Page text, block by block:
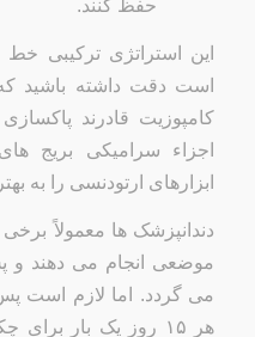
حفظ کنند.
این استراتژی ترکیبی
است دقت داشته باشید که
کامپوزیت قادرند پاکسازی
اجزاء سرامیکی بریج
ابزارهای ارتودنسی را به
دندانپزشک ها معمولاً
موضعی انجام می دهند و
می گردد. اما لازم است
هر ۱۵ روز یک بار